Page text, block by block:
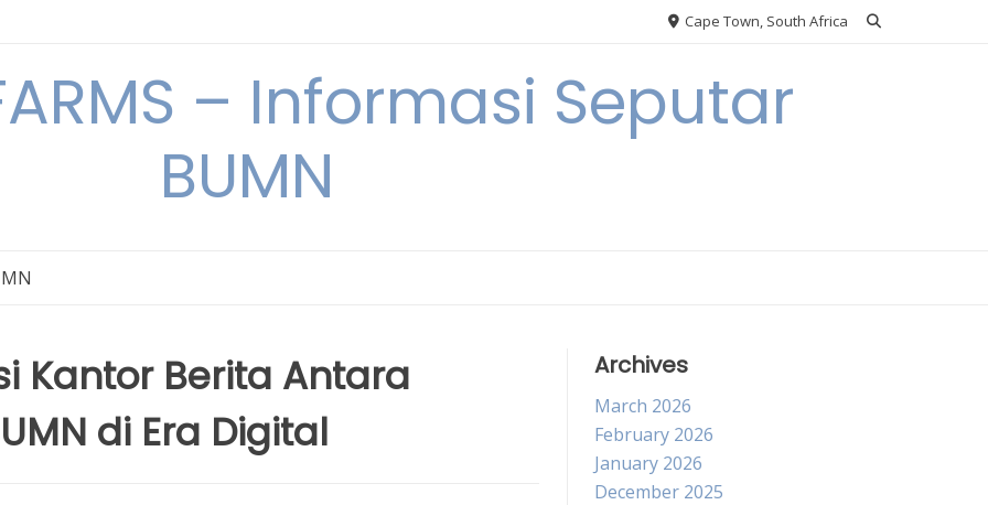
Cape Town, South Africa
– Informasi Seputar
BUMN
Kantor Berita Antara
di Era Digital
Archives
March 2026
February 2026
January 2026
December 2025